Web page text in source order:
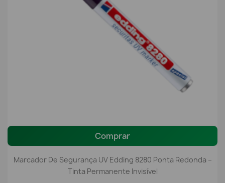
Comprar
Marcador De Segurança UV Edding 8280 Ponta Redonda –
Tinta Permanente Invisível